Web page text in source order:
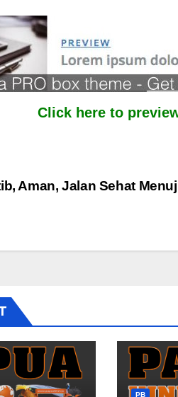
Click here to
Aman, Jalan Sehat
PB